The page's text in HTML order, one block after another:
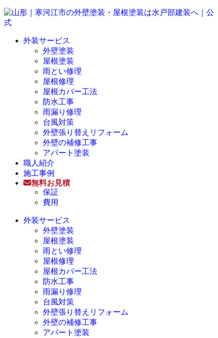
外装サービス
外壁塗装
屋根塗装
雨とい修理
屋根修理
屋根カバー工法
防水工事
雨漏り修理
台風対策
外壁張り替えリフォーム
外壁の補修工事
アパート塗装
職人紹介
施工事例
無料お見積
保証
費用
外装サービス
外壁塗装
屋根塗装
雨とい修理
屋根修理
屋根カバー工法
防水工事
雨漏り修理
台風対策
外壁張り替えリフォーム
外壁の補修工事
アパート塗装